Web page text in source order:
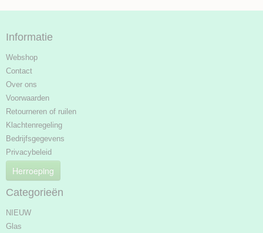
Informatie
Webshop
Contact
Over ons
Voorwaarden
Retourneren of ruilen
Klachtenregeling
Bedrijfsgegevens
Privacybeleid
Herroeping
Categorieën
NIEUW
Glas